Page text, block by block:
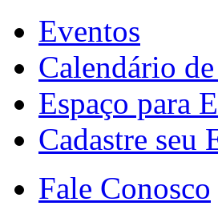
Eventos
Calendário
Espaço para
Cadastre seu
Fale Conosco